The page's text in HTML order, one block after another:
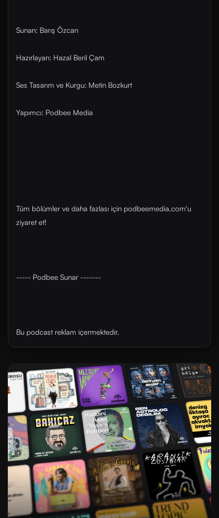
Sunan: Barış Özcan
Hazırlayan: Hazal Beril Çam
Ses Tasarım ve Kurgu: Metin Bozkurt
Yapımcı: Podbee Media
Tüm bölümler ve daha fazlası için ⁠⁠podbeemedia.com⁠⁠'u
ziyaret et!
----- Podbee Sunar -------
Bu podcast reklam içermektedir.